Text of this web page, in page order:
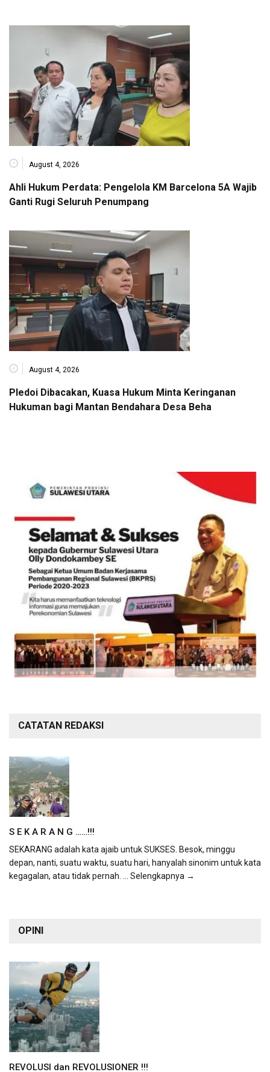
August 4, 2026
Ahli Hukum Perdata: Pengelola KM Barcelona 5A Wajib
Ganti Rugi Seluruh Penumpang
August 4, 2026
Pledoi Dibacakan, Kuasa Hukum Minta Keringanan
Hukuman bagi Mantan Bendahara Desa Beha
CATATAN REDAKSI
S E K A R A N G ……!!!
SEKARANG adalah kata ajaib untuk SUKSES. Besok, minggu
depan, nanti, suatu waktu, suatu hari, hanyalah sinonim untuk kata
kegagalan, atau tidak pernah. ... Selengkapnya →
OPINI
REVOLUSI dan REVOLUSIONER !!!